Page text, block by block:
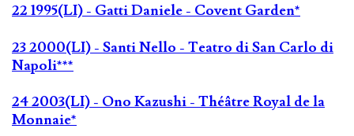
22 1995(LI) - Gatti Daniele - Covent Garden*
23 2000(LI) - Santi Nello - Teatro di San Carlo di
Napoli***
24 2003(LI) - Ono Kazushi - Théâtre Royal de la
Monnaie*